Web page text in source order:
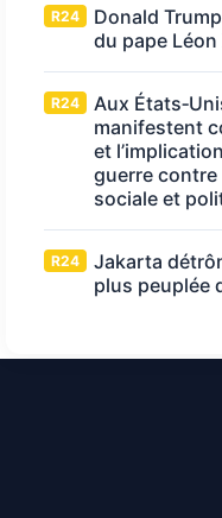
R24
Donald
du pape
R24
Aux
manifestent
et
guerre contre
sociale et
R24
Jakarta
plus peuplée